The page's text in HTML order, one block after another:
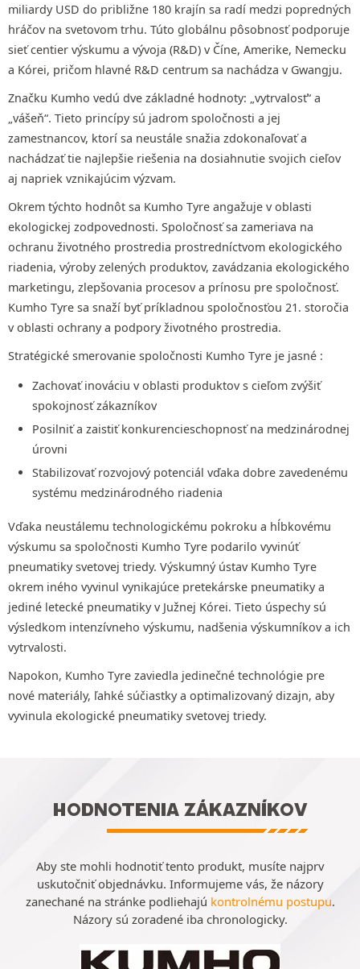
miliardy USD do približne 180 krajín sa radí medzi popredných
hráčov na svetovom trhu. Túto globálnu pôsobnosť podporuje
sieť centier výskumu a vývoja (R&D) v Číne, Amerike, Nemecku
a Kórei, pričom hlavné R&D centrum sa nachádza v Gwangju.
Značku Kumho vedú dve základné hodnoty: „vytrvalosť“ a
„vášeň“. Tieto princípy sú jadrom spoločnosti a jej
zamestnancov, ktorí sa neustále snažia zdokonaľovať a
nachádzať tie najlepšie riešenia na dosiahnutie svojich cieľov
aj napriek vznikajúcim výzvam.
Okrem týchto hodnôt sa Kumho Tyre angažuje v oblasti
ekologickej zodpovednosti. Spoločnosť sa zameriava na
ochranu životného prostredia prostredníctvom ekologického
riadenia, výroby zelených produktov, zavádzania ekologického
marketingu, zlepšovania procesov a prínosu pre spoločnosť.
Kumho Tyre sa snaží byť príkladnou spoločnosťou 21. storočia
v oblasti ochrany a podpory životného prostredia.
Stratégické smerovanie spoločnosti Kumho Tyre je jasné :
Zachovať inováciu v oblasti produktov s cieľom zvýšiť
spokojnosť zákazníkov
Posilniť a zaistiť konkurencieschopnosť na medzinárodnej
úrovni
Stabilizovať rozvojový potenciál vďaka dobre zavedenému
systému medzinárodného riadenia
Vďaka neustálemu technologickému pokroku a hĺbkovému
výskumu sa spoločnosti Kumho Tyre podarilo vyvinúť
pneumatiky svetovej triedy. Výskumný ústav Kumho Tyre
okrem iného vyvinul vynikajúce pretekárske pneumatiky a
jediné letecké pneumatiky v Južnej Kórei. Tieto úspechy sú
výsledkom intenzívneho výskumu, nadšenia výskumníkov a ich
vytrvalosti.
Napokon, Kumho Tyre zaviedla jedinečné technológie pre
nové materiály, ľahké súčiastky a optimalizovaný dizajn, aby
vyvinula ekologické pneumatiky svetovej triedy.
HODNOTENIA ZÁKAZNÍKOV
Aby ste mohli hodnotiť tento produkt, musíte najprv
uskutočniť objednávku. Informujeme vás, že názory
zanechané na stránke podliehajú kontrolnému postupu.
Názory sú zoradené iba chronologicky.